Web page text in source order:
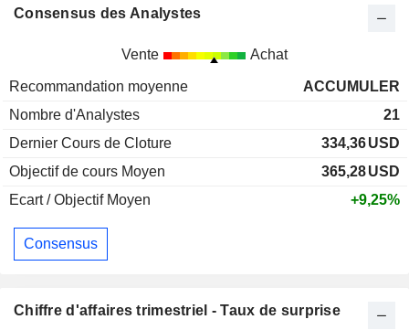
Consensus des Analystes
Vente Achat
Recommandation moyenne
ACCUMULER
Nombre d'Analystes
21
Dernier Cours de Cloture
334,36USD
Objectif de cours Moyen
365,28USD
Ecart / Objectif Moyen
+9,25%
Consensus
Chiffre d'affaires trimestriel - Taux de surprise